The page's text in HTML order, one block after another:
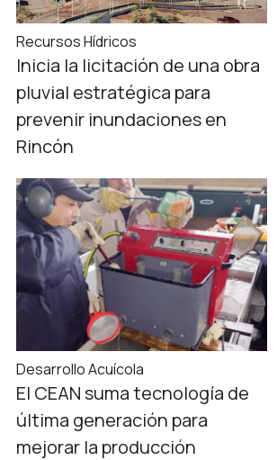
Recursos Hídricos
Inicia la licitación de una obra
pluvial estratégica para
prevenir inundaciones en
Rincón
Desarrollo Acuícola
El CEAN suma tecnología de
última generación para
mejorar la producción